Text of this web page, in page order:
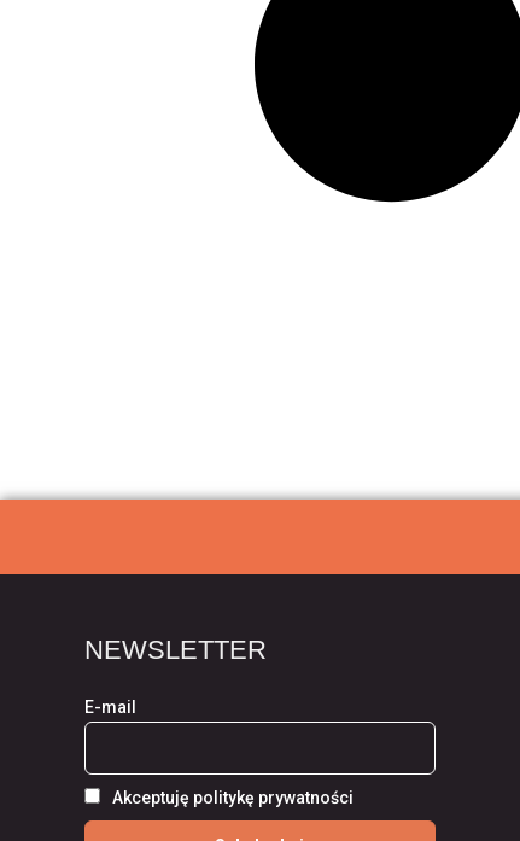
NEWSLETTER
E-mail
Akceptuję politykę prywatności